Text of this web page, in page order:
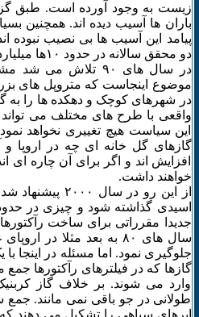
باران ها آسیب دیده اند. همچنین
پیامد این آسیب ها بی نصیب نبوده
دو محقق سالانه در حدود ۱۰ها میلیارد ارو می باشد.
در سال های ۹۰
موضوع اینجاست که متروپل های
در شهرهای کوچک و دهکده ها را به
واقعی با طرح های مختلف می تواند
این سیاست هیچ تغییری نخواهد
گازهای گل خانه ای چه در اروپا
افزایش اند و اگر برای آن چاره ای
خواهند داشت.
از این رو در
جدیدا مقرراتی برای ساخت
سال های ٨۰ به بعد مثلا
جلوگیری نمود. اما مسئله در
گازها که در فیلترهای رآکتورها جمع
وارد می شوند. بر خلاف گاز
طولانی در جو باقی نمی مانند. جمع
ابرهای سیاهی را تشکیل می دهند